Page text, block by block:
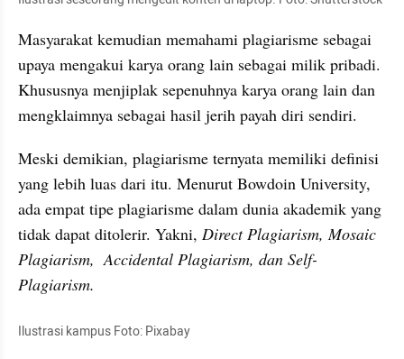
Masyarakat kemudian memahami plagiarisme sebagai
upaya mengakui karya orang lain sebagai milik pribadi.
mengklaimnya sebagai hasil jerih payah diri sendiri.
Meski demikian, plagiarisme ternyata memiliki definisi
yang lebih luas dari itu. Menurut Bowdoin University,
ada empat tipe plagiarisme dalam dunia akademik yang
tidak dapat ditolerir. Yakni, Direct Plagiarism, Mosaic
Plagiarism, Accidental Plagiarism, dan Self-
Plagiarism.
Ilustrasi kampus Foto: Pixabay